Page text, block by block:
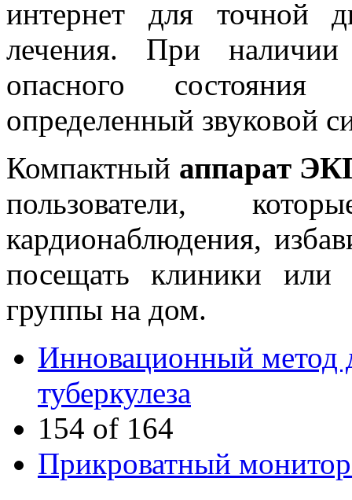
интернет для точной
лечения. При наличии
опасного состояния
определенный звуковой
Компактный аппарат
пользователи,
кардионаблюдения,
посещать клиники или
группы на дом.
Инновационный метод
туберкулеза
154 of 164
Прикроватный